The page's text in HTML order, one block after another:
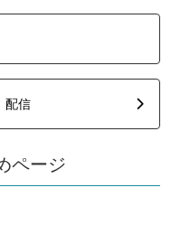
配信
ページ